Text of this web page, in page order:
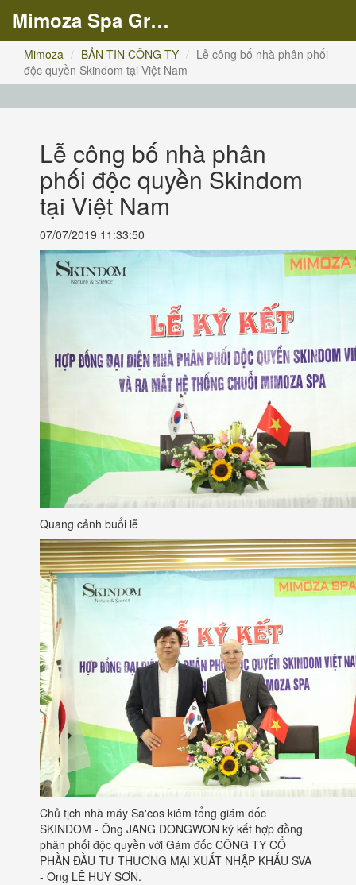
Mimoza Spa Group
Mimoza BẢN TIN CÔNG TY
Lễ công bố nhà phân phối
độc quyền Skindom tại Việt Nam
Lễ công bố nhà phân
phối độc quyền Skindom
tại Việt Nam
07/07/2019 11:33:50
Quang cảnh buổi lễ
Chủ tịch nhà máy Sa'cos kiêm tổng giám đốc
SKINDOM - Ông JANG DONGWON ký kết hợp đồng
phân phối độc quyền với Gám đốc CÔNG TY CỔ
PHẦN ĐẦU TƯ THƯƠNG MẠI XUẤT NHẬP KHẨU SVA
- Ông LÊ HUY SƠN.